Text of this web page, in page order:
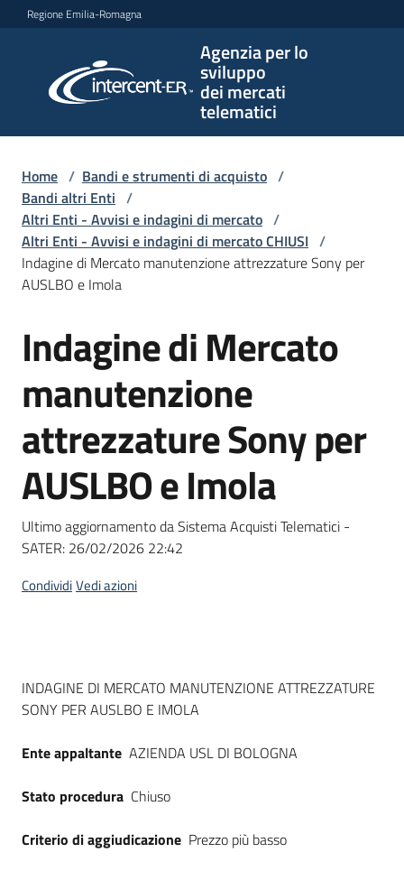
Vai al contenuto
Vai alla navigazione
Vai al footer
Regione Emilia-Romagna
Agenzia per lo
sviluppo
dei mercati
telematici
per lo
sviluppo
telematici
L'Agenzia
Bandi
di
Supporto
Piattaforme
telematiche
English
su
Home / Bandi e strumenti di acquisto /
Bandi altri Enti /
Altri Enti - Avvisi e indagini di mercato /
Altri Enti - Avvisi e indagini di mercato CHIUSI /
Indagine di Mercato manutenzione attrezzature Sony per
AUSLBO e Imola
Salta al contenuto
Indagine di Mercato
manutenzione
attrezzature Sony per
AUSLBO e Imola
Ultimo aggiornamento da Sistema Acquisti Telematici -
SATER: 26/02/2026 22:42
CondividiVedi azioni
Dati del bando
INDAGINE DI MERCATO MANUTENZIONE ATTREZZATURE
SONY PER AUSLBO E IMOLA
Ente appaltante AZIENDA USL DI BOLOGNA
Stato procedura Chiuso
Criterio di aggiudicazione Prezzo più basso